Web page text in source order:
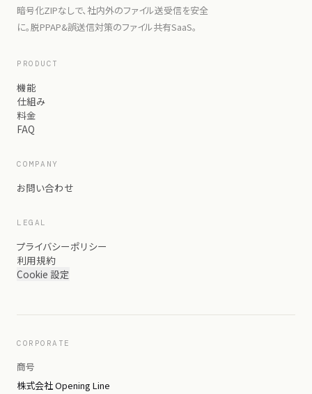
暗号化ZIPなしで、社内外のファイル送受信を安全
に。脱PPAP&誤送信対策のファイル共有SaaS。
PRODUCT
機能
仕組み
料金
FAQ
COMPANY
お問い合わせ
LEGAL
プライバシーポリシー
利用規約
Cookie 設定
CORPORATE
商号
株式会社 Opening Line